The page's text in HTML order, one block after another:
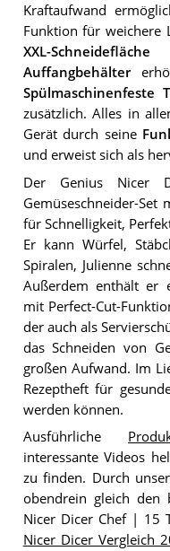
Kraftaufwand
Funktion für weichere
XXL-
Auffangbehälter
Spülmaschinenfeste
zusätzlich. Alles in
Gerät durch seine
und erweist sich als
Der Genius Nicer
Gemüseschneider-Set
für Schnelligkeit,
Er kann Würfel,
Spiralen, Julienne
Außerdem enthält er
mit Perfect-Cut-
der auch als
das Schneiden von
großen Aufwand. Im
Rezeptheft für
werden können.
Ausführliche
interessante Videos
zu finden. Durch
obendrein gleich den
Nicer Dicer Chef | 15
Nicer Dicer Vergleich